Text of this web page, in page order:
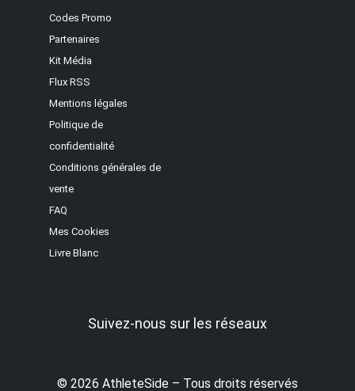
Codes Promo
Partenaires
Kit Média
Flux RSS
Mentions légales
Politique de
confidentialité
Conditions générales de
vente
FAQ
Mes Cookies
Livre Blanc
Suivez-nous sur les réseaux
© 2026 AthleteSide – Tous droits réservés